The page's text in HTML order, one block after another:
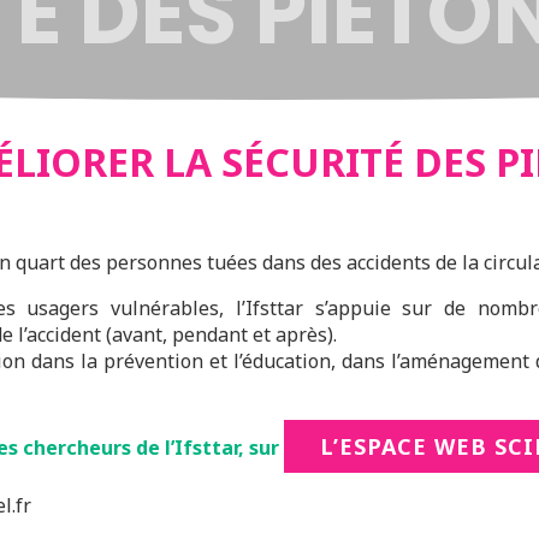
LA SÉCURITÉ DES
des personnes tuées dans des accidents de la
usagers vulnérables, l’Ifsttar s’appuie sur de
(avant, pendant et après).
dans la prévention et l’éducation, dans
chercheurs de l’Ifsttar, sur L’ESPACE WEB